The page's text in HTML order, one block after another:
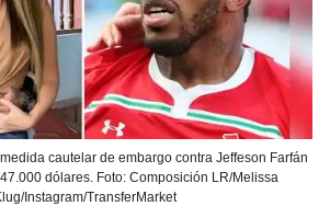
cautelar de embargo contra Jeffeson Farfán
dólares. Foto: Composición LR/Melissa
Instagram/TransferMarket